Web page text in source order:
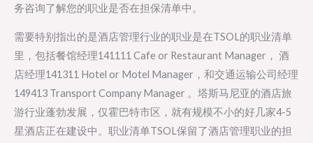
务咨询了解您的职业是否在担保清单中。
需要特别指出的是酒店管理行业的职业是在TSOL的职业清单
里，包括餐馆经理141111 Cafe or Restaurant Manager， 酒
店经理141311 Hotel or Motel Manager，和交通运输公司经理
149413 Transport Company Manager 。塔斯马尼亚的酒店旅
游行业蓬勃发展，仅霍巴特市区，就有规模不小的好几家4-5
星酒店正在建设中。职业清单TSOL保留了酒店管理职业的担